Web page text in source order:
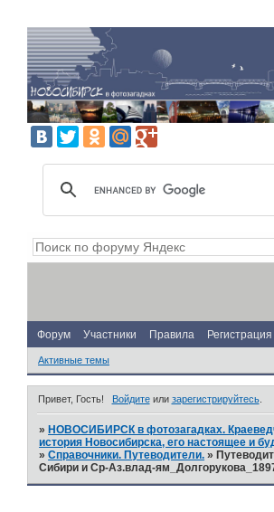
Форум Участники Правила Регистрация
Активные темы
Привет, Гость! Войдитеили зарегистрируйтесь.
» НОВОСИБИРСК в фотозагадках.
история Новосибирска, его настоящее и
»Справочники. Путеводители. »
Сибири и Ср-Аз.влад-